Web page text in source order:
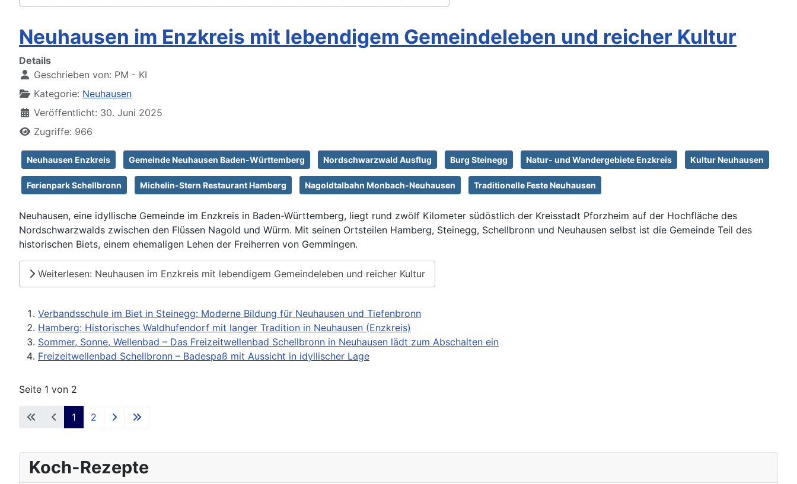
Neuhausen im Enzkreis mit lebendigem Gemeindeleben und reicher Kultur
Details
Geschrieben von: PM - KI
Kategorie: Neuhausen
Veröffentlicht: 30. Juni 2025
Zugriffe: 966
Neuhausen Enzkreis Gemeinde Neuhausen Baden-Württemberg Nordschwarzwald Ausflug Burg Steinegg Natur- und Wandergebiete Enzkreis Kultur Neuhausen
Ferienpark Schellbronn Michelin-Stern Restaurant Hamberg Nagoldtalbahn Monbach-Neuhausen Traditionelle Feste Neuhausen
Neuhausen, eine idyllische Gemeinde im Enzkreis in Baden-Württemberg, liegt rund zwölf Kilometer südöstlich der Kreisstadt Pforzheim auf der Hochfläche des
Nordschwarzwalds zwischen den Flüssen Nagold und Würm. Mit seinen Ortsteilen Hamberg, Steinegg, Schellbronn und Neuhausen selbst ist die Gemeinde Teil des
historischen Biets, einem ehemaligen Lehen der Freiherren von Gemmingen.
Weiterlesen: Neuhausen im Enzkreis mit lebendigem Gemeindeleben und reicher Kultur
Verbandsschule im Biet in Steinegg: Moderne Bildung für Neuhausen und Tiefenbronn
Hamberg: Historisches Waldhufendorf mit langer Tradition in Neuhausen (Enzkreis)
Sommer, Sonne, Wellenbad – Das Freizeitwellenbad Schellbronn in Neuhausen lädt zum Abschalten ein
Freizeitwellenbad Schellbronn – Badespaß mit Aussicht in idyllischer Lage
Seite 1 von 2
1 2
Koch-Rezepte